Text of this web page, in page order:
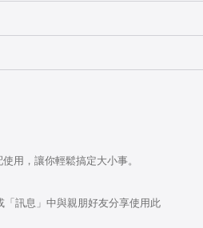
用，讓你輕鬆搞定大小事。
「訊息」中與親朋好友分享使用此